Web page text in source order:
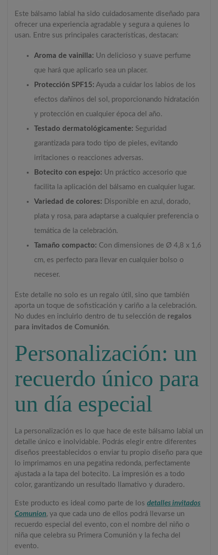
Este bálsamo labial ha sido cuidadosamente diseñado para
ofrecer una experiencia agradable y segura a quienes lo
usan. Entre sus principales características, destacan:
Aroma de vainilla: Un delicioso y suave perfume
que hará que aplicarlo sea un placer.
Protección SPF15: Ayuda a cuidar los labios de los
efectos dañinos del sol, proporcionando hidratación
y protección en cualquier época del año.
Testado dermatológicamente: Seguridad
garantizada para todo tipo de pieles, evitando
irritaciones o reacciones adversas.
Botecito con espejo: Un práctico accesorio que
facilita la aplicación del bálsamo en cualquier lugar.
Variedad de colores: Disponible en azul, dorado,
plata y rosa, para adaptarse a cualquier preferencia o
temática de la celebración.
Tamaño compacto: Con dimensiones de Ø 4,8 x 1,6
cm, es perfecto para llevar en cualquier bolso o
neceser.
Este detalle no solo es un regalo útil, sino que también
aporta un toque de sofisticación y cariño a la celebración.
No dudes en incluirlo dentro de tu selección de regalos
para invitados de Comunión.
Personalización: un
recuerdo único para
un día especial
La personalización es lo que hace de este bálsamo labial un
detalle único e inolvidable. Podrás elegir entre diferentes
diseños preestablecidos o enviar tu propio diseño para que
lo imprimamos en una pegatina redonda, perfectamente
ajustada a la tapa del botecito. La impresión es a todo
color, garantizando un resultado llamativo y duradero.
Este producto es ideal como parte de losdetalles invitados
Comunion, ya que cada uno de ellos podrá llevarse un
recuerdo especial del evento, con el nombre del niño o
niña que celebra su Primera Comunión y la fecha del
evento.